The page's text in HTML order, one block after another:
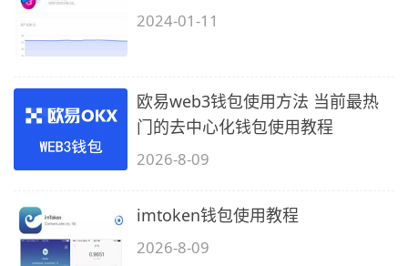
2024-01-11
欧易web3钱包使用方法 当前最热
门的去中心化钱包使用教程
2026-8-09
imtoken钱包使用教程
2026-8-09